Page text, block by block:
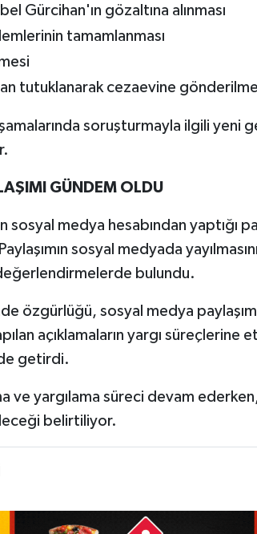
Gürcihan'ın gözaltına alınması
tamamlanması
tutuklanarak cezaevine
soruşturmayla ilgili yeni
GÜNDEM OLDU
sosyal medya hesabından yaptığı
sosyal medyada
değerlendirmelerde bulundu.
özgürlüğü, sosyal medya
açıklamaların yargı süreçlerine
getirdi.
ve yargılama süreci devam
belirtiliyor.